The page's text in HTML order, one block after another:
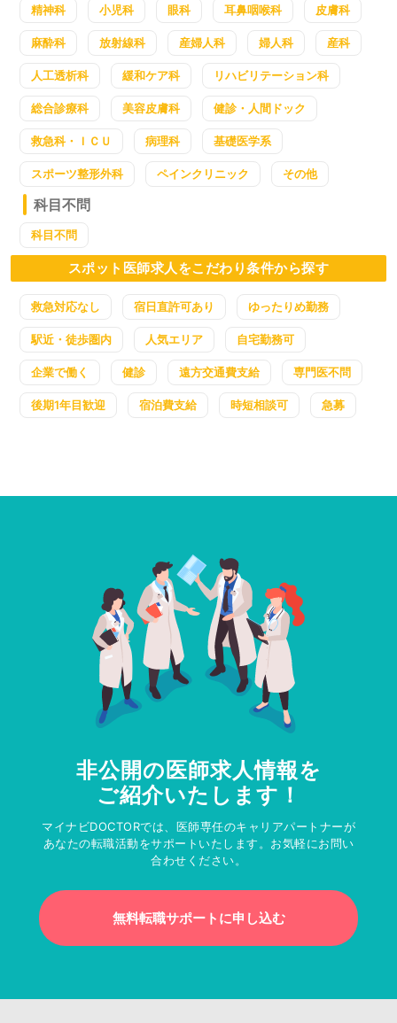
精神科 小児科 眼科 耳鼻咽喉科 皮膚科
麻酔科 放射線科 産婦人科 婦人科 産科
人工透析科 緩和ケア科 リハビリテーション科
総合診療科 美容皮膚科 健診・人間ドック
救急科・ＩＣＵ 病理科 基礎医学系
スポーツ整形外科 ペインクリニック その他
科目不問
科目不問
スポット医師求人をこだわり条件から探す
救急対応なし 宿日直許可あり ゆったりめ勤務
駅近・徒歩圏内 人気エリア 自宅勤務可
企業で働く 健診 遠方交通費支給 専門医不問
後期1年目歓迎 宿泊費支給 時短相談可 急募
非公開の医師求人情報を
ご紹介いたします！
マイナビDOCTORでは、医師専任のキャリアパートナーが
あなたの転職活動をサポートいたします。お気軽にお問い
合わせください。
無料転職サポートに申し込む